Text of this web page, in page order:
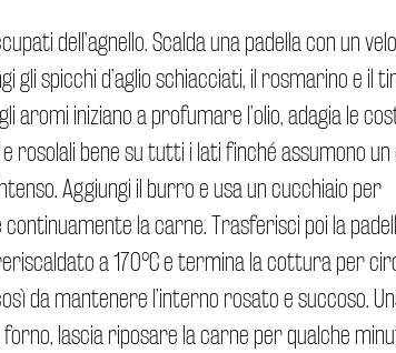
dell’agnello. Scalda una padella con un
gli spicchi d’aglio schiacciati, il rosmarino e il
aromi iniziano a profumare l’olio, adagia le
rosolali bene su tutti i lati finché assumono
Aggiungi il burro e usa un cucchiaio per
la carne. Trasferisci poi la
a 170°C e termina la cottura per
da mantenere l’interno rosato e succoso.
lascia riposare la carne per qualche